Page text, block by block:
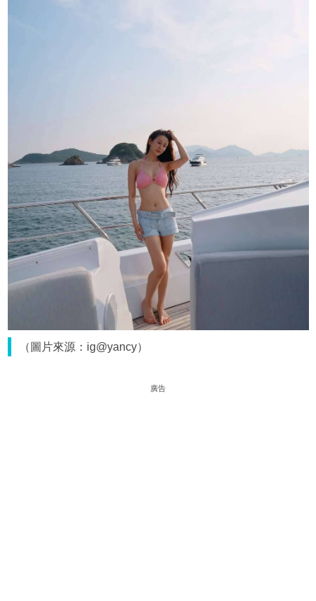
（圖片來源：ig@yancy）
廣告